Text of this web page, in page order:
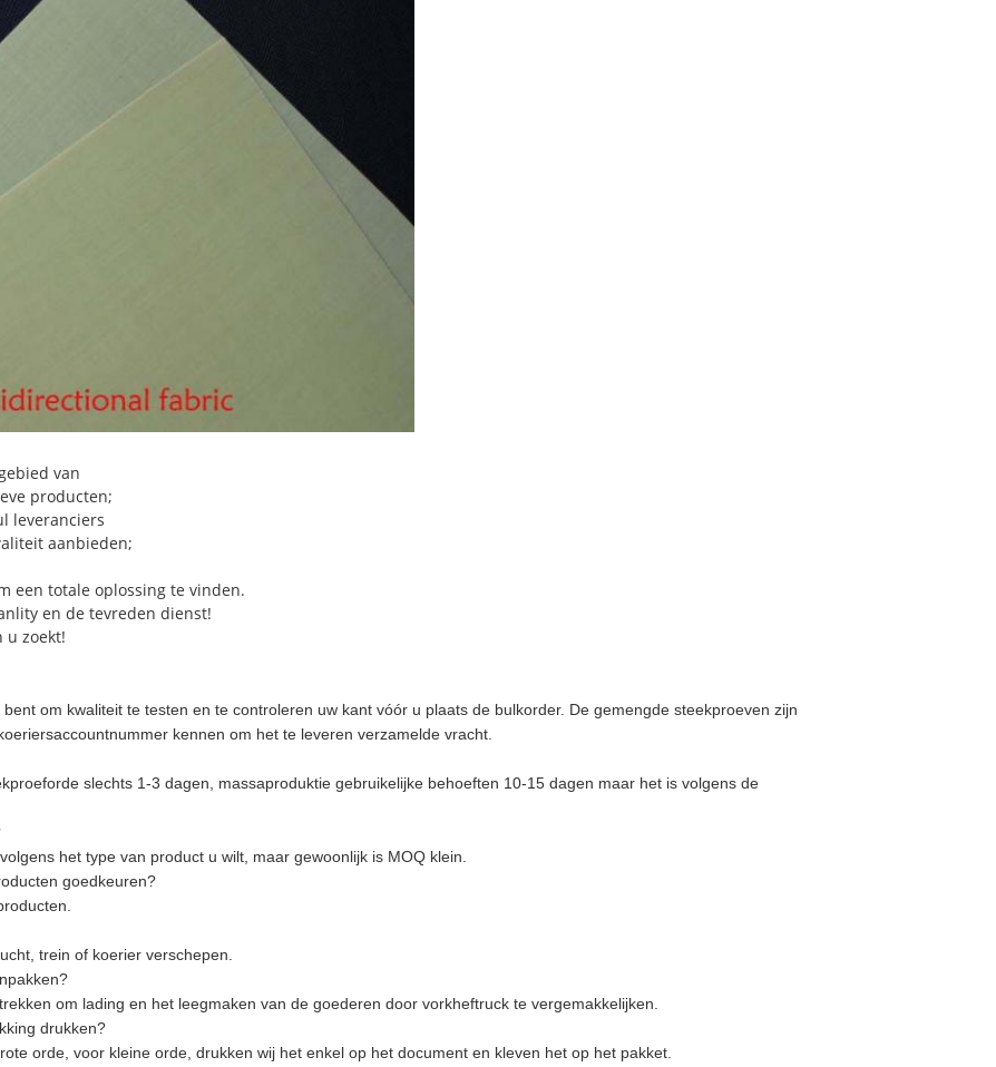
van
producten;
leveranciers
aanbieden;
een totale oplossing te vinden.
en de tevreden dienst!
u zoekt!
om kwaliteit te testen en te controleren uw kant vóór u plaats de bulkorder. De gemengde steekproeven zijn
kennen om het te leveren verzamelde vracht.
slechts 1-3 dagen, massaproduktie gebruikelijke behoeften 10-15 dagen maar het is volgens de
het type van product u wilt, maar gewoonlijk is MOQ klein.
goedkeuren?
trein of koerier verschepen.
om lading en het leegmaken van de goederen door vorkheftruck te vergemakkelijken.
drukken?
orde, voor kleine orde, drukken wij het enkel op het document en kleven het op het pakket.